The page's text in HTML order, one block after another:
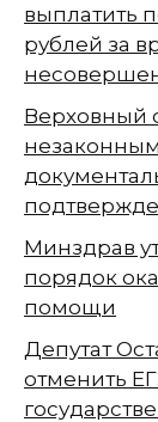
выплатить
рублей за
Верховный
Минздрав
порядок
помощи
Депутат
отменить